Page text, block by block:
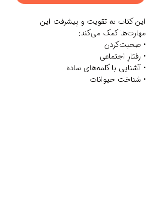
این کتاب به تقویت و پیشرفت این
مهارت‌ها کمک می‌کند:
• صحبت‌کردن
• رفتارِ اجتماعی
• آشنایی با کلمه‌های ساده
• شناخت حیوانات